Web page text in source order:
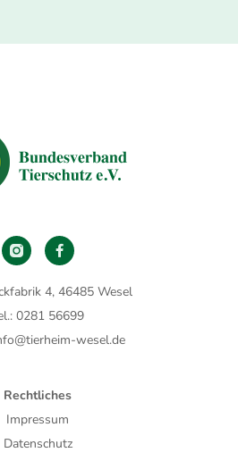
4, 46485 Wesel
0281 56699
wesel.de
Rechtliches
Impressum
Datenschutz